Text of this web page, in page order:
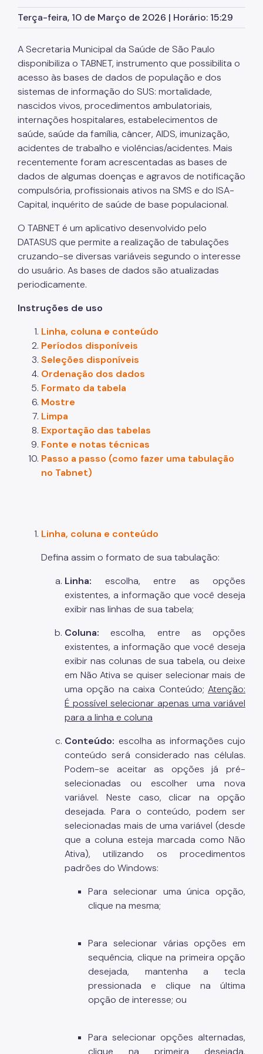
Violências e Acidentes
Imunização
Inquérito de Saúde
Internações Hospitalares
Mortalidade
Nascidos Vivos
Procedimentos Ambulatoriais
Saúde da Família
Terça-feira, 10 de Março de 2026 | Horário: 15:29
A Secretaria Municipal da Saúde de São Paulo
disponibiliza o TABNET, instrumento que possibilita o
acesso às bases de dados de população e dos
sistemas de informação do SUS: mortalidade,
nascidos vivos, procedimentos ambulatoriais,
internações hospitalares, estabelecimentos de
saúde, saúde da família, câncer, AIDS, imunização,
acidentes de trabalho e violências/acidentes. Mais
recentemente foram acrescentadas as bases de
dados de algumas doenças e agravos de notificação
compulsória, profissionais ativos na SMS e do ISA-
Capital, inquérito de saúde de base populacional.
O TABNET é um aplicativo desenvolvido pelo
DATASUS que permite a realização de tabulações
cruzando-se diversas variáveis segundo o interesse
do usuário. As bases de dados são atualizadas
periodicamente.
Instruções de uso
Linha, coluna e conteúdo
Períodos disponíveis
Seleções disponíveis
Ordenação dos dados
Formato da tabela
Mostre
Limpa
Exportação das tabelas
Fonte e notas técnicas
Passo a passo (como fazer uma tabulação
no Tabnet)
Linha, coluna e conteúdo
Defina assim o formato de sua tabulação:
Linha: escolha, entre as opções
existentes, a informação que você deseja
exibir nas linhas de sua tabela;
Coluna: escolha, entre as opções
existentes, a informação que você deseja
exibir nas colunas de sua tabela, ou deixe
em Não Ativa se quiser selecionar mais de
uma opção na caixa Conteúdo; Atenção:
É possível selecionar apenas uma variável
para a linha e coluna
Conteúdo: escolha as informações cujo
conteúdo será considerado nas células.
Podem-se aceitar as opções já pré-
selecionadas ou escolher uma nova
variável. Neste caso, clicar na opção
desejada. Para o conteúdo, podem ser
selecionadas mais de uma variável (desde
que a coluna esteja marcada como Não
Ativa), utilizando os procedimentos
padrões do Windows:
Para selecionar uma única opção,
clique na mesma;
Para selecionar várias opções em
sequência, clique na primeira opção
desejada, mantenha a tecla
pressionada e clique na última
opção de interesse; ou
Para selecionar opções alternadas,
clique na primeira desejada,